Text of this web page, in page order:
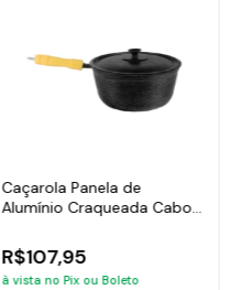
Caçarola Panela de
Alumínio Craqueada Cabo
R$107,95
à vista no Pix ou Boleto